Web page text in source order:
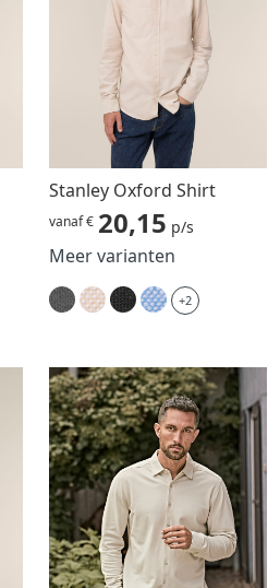
Stanley Oxford Shirt
vanaf € 20,15 p/s
Meer varianten
+2